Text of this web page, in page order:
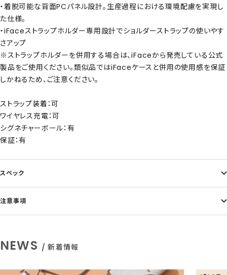
・着脱可能な背面PCパネル設計。生産過程における環境配慮を実現し
た仕様。
・iFaceストラップホルダー専用設計でショルダーストラップの使いやす
さアップ
※ストラップホルダーを併用する場合は、iFaceから発売している公式
製品をご使用ください。類似品ではiFaceケースと併用の使用感を保証
しかねるため、ご注意ください。
ストラップ装着：可
ワイヤレス充電：可
シグネチャーボール：有
保証：有
スペック
注意事項
NEWS / 新着情報